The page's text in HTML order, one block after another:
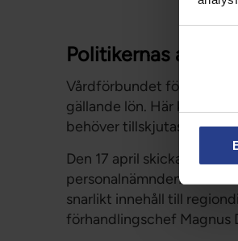
Politikernas ansvar
Vårdförbundet för
gällande lön. Här kan du
behöver tillskjutas mer
Den 17 april skickades
personalnämndens
snarlikt innehåll till
förhandlingschef Magnus